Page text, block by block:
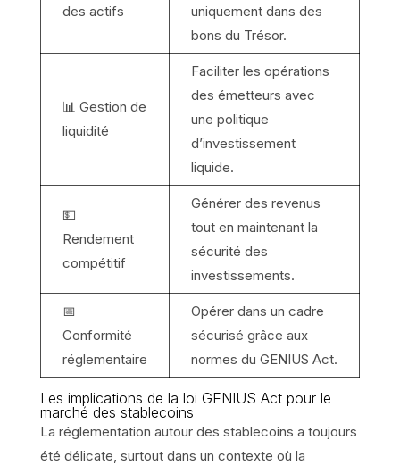
des actifs
uniquement dans des
bons du Trésor.
📊 Gestion de
liquidité
Faciliter les opérations
des émetteurs avec
une politique
d’investissement
liquide.
💵
Rendement
compétitif
Générer des revenus
tout en maintenant la
sécurité des
investissements.
📅
Conformité
réglementaire
Opérer dans un cadre
sécurisé grâce aux
normes du GENIUS Act.
Les implications de la loi GENIUS Act pour le
marché des stablecoins
La réglementation autour des stablecoins a toujours
été délicate, surtout dans un contexte où la